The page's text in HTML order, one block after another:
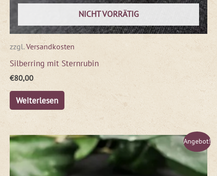
NICHT VORRÄTIG
zzgl.Versandkosten
Silberring mit Sternrubin
€80,00
Weiterlesen
Angebot!
Ursprünglicher
Preis
war:
€79,00
Aktueller
Preis
ist:
€47,00.